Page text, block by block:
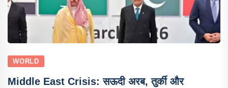
WORLD
Middle East Crisis: सऊदी अरब, तुर्की और